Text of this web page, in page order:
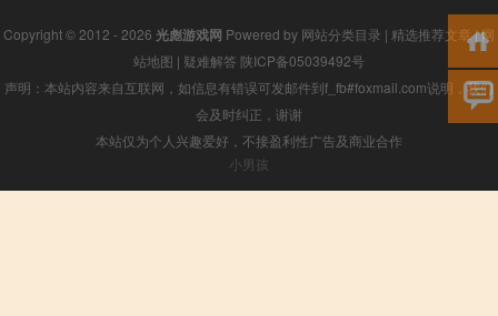
Copyright © 2012 - 2026 光彪游戏网 Powered by 网站分类目录 | 精选推荐文章|网
站地图 | 疑难解答 陕ICP备05039492号
声明：本站内容来自互联网，如信息有错误可发邮件到f_fb#foxmail.com说明，我们
会及时纠正，谢谢
本站仅为个人兴趣爱好，不接盈利性广告及商业合作
小男孩